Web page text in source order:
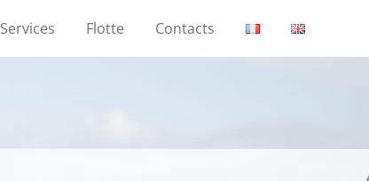
Services Flotte Contacts